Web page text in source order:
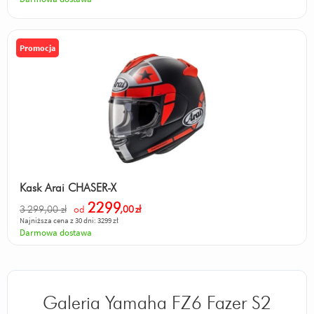
Promocja
Kask Arai CHASER-X
3 299,00 zł od 2299,00zł
Najniższa cena z 30 dni: 3299 zł
Darmowa dostawa
Galeria Yamaha FZ6 Fazer S2